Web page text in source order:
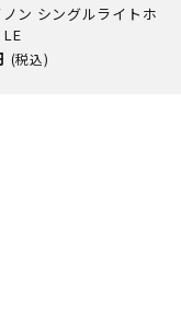
ン シングルライトホ
(税込)